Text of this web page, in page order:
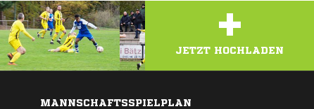
+
JETZT HOCHLADEN
MANNSCHAFTSSPIELPLAN